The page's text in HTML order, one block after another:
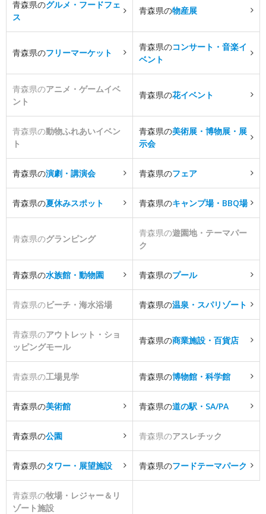
青森県のグルメ・フードフェ
ス
青森県の物産展
青森県のフリーマーケット
青森県のコンサート・音楽イ
ベント
青森県のアニメ・ゲームイベ
ント
青森県の花イベント
青森県の動物ふれあいイベン
ト
青森県の美術展・博物展・展
示会
青森県の演劇・講演会 青森県のフェア
青森県の夏休みスポット 青森県のキャンプ場・BBQ場
青森県のグランピング
青森県の遊園地・テーマパー
ク
青森県の水族館・動物園 青森県のプール
青森県のビーチ・海水浴場 青森県の温泉・スパリゾート
青森県のアウトレット・ショ
ッピングモール
青森県の商業施設・百貨店
青森県の工場見学 青森県の博物館・科学館
青森県の美術館 青森県の道の駅・SA/PA
青森県の公園 青森県のアスレチック
青森県のタワー・展望施設 青森県のフードテーマパーク
青森県の牧場・レジャー＆リ
ゾート施設